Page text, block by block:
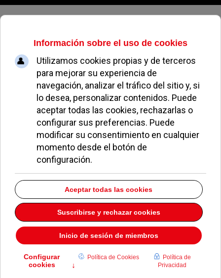
Sábado, 08 de agosto de 2026
El PP presume de gestión y se da
un baño de seguidores en un acto
celebrado en Pozuelo
REDACCIÓN POLÍTICA 24 ABRIL 2021